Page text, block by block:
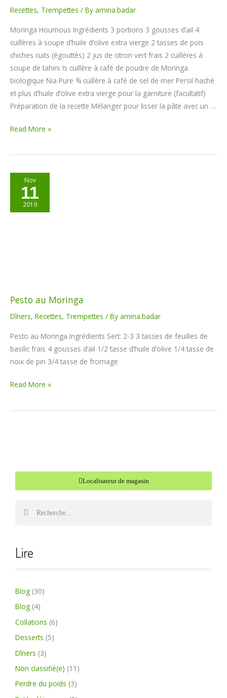
Recettes, Trempettes / By amina.badar
Moringa Houmous Ingrédients 3 portions 3 gousses d’ail 4
cuillères à soupe d’huile d’olive extra vierge 2 tasses de pois
chiches cuits (égouttés) 2 jus de citron vert frais 2 cuillères à
soupe de tahini ½ cuillère à café de poudre de Moringa
biologique Nia Pure ¾ cuillère à café de sel de mer Persil haché
et plus d’huile d’olive extra vierge pour la garniture (facultatif)
Préparation de la recette Mélanger pour lisser la pâte avec un …
Read More »
Nov
11
2019
Pesto au Moringa
Dîners, Recettes, Trempettes / By amina.badar
Pesto au Moringa Ingrédients Sert: 2-3 3 tasses de feuilles de
basilic frais 4 gousses d’ail 1/2 tasse d’huile d’olive 1/4 tasse de
noix de pin 3/4 tasse de fromage
Pesto
Moringa
Read More »
Localisateur de magasin
r
S
r
c
Lire
Blog (30)
Blog (4)
Collations (6)
Desserts (5)
Dîners (3)
Non classifié(e) (11)
Perdre du poids (3)